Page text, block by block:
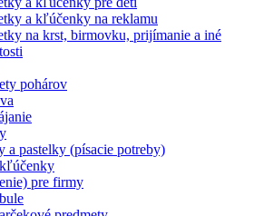
a kľúčenky na reklamu
na krst, birmovku, prijímanie a iné
pohárov
a pastelky (písacie potreby)
pre firmy